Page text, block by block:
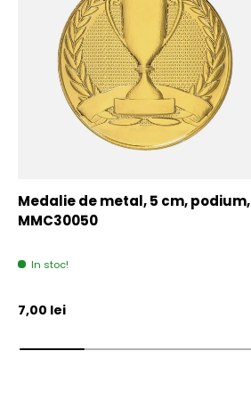
Medalie de metal, 5 cm, podium,
MMC30050
In stoc!
Pret initial
7,00 lei